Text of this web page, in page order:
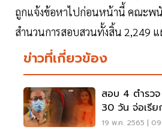
ถูกแจ้งข้อหาไปก่อนหน้านี้ คณะพ
สำนวนการสอบสวนทั้งสิ้น 2,249
ข่าวที่เกี่ยวข้อง
สอบ 4 ตำรว
30 วัน จ่อเรีย
ถ้อยคำพรุ่งนี้
19 พ.ค. 2565 |